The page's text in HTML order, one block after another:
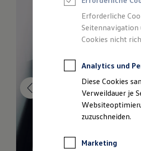
Gebrauchtwagen-Leasing
Leasing
mit Schlussrate
und Garantien
Class bei Volkswagen
Erforderliche
Seitennavigation
Cookies nicht
Analytics und
Diese Cookies
Verweildauer je
zuzuschneiden.
Marketing